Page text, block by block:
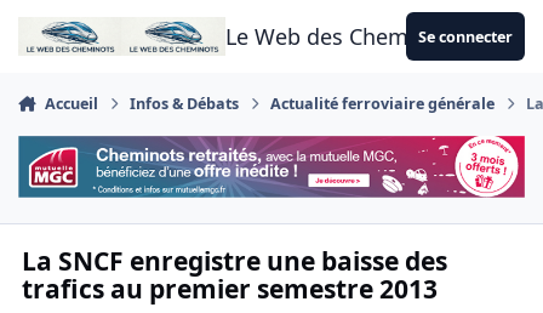
Aller au contenu
Le Web des CheminotsSe connecter
Accueil Infos & Débats Actualité ferroviaire générale
La SNCF enregistre une baisse des
trafics au premier semestre 2013